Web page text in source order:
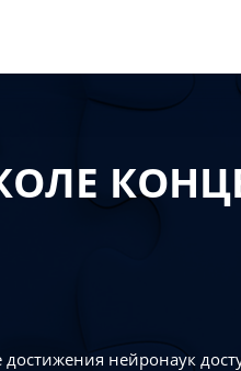
достижения нейронаук